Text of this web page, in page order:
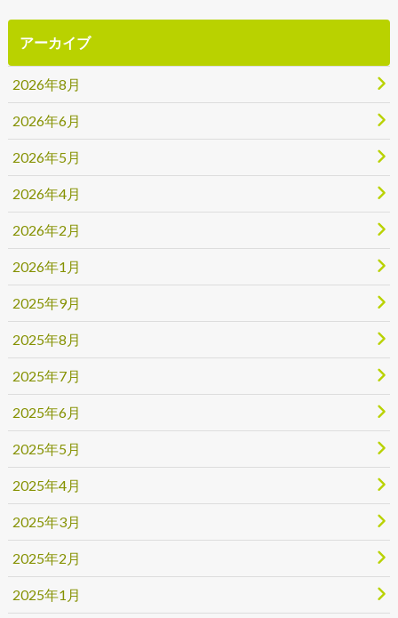
アーカイブ
2026年8月
2026年6月
2026年5月
2026年4月
2026年2月
2026年1月
2025年9月
2025年8月
2025年7月
2025年6月
2025年5月
2025年4月
2025年3月
2025年2月
2025年1月